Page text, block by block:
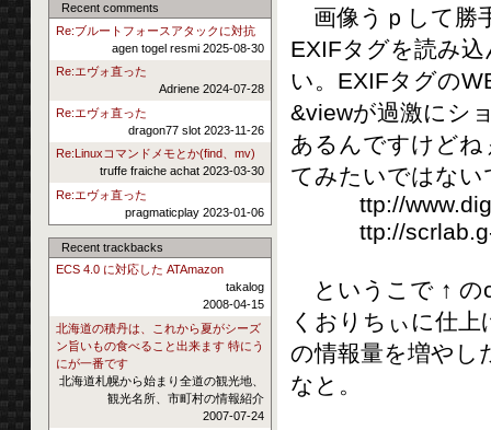
Recent comments
Re:ブルートフォースアタックに対抗
agen togel resmi 2025-08-30
Re:エヴォ直った
Adriene 2024-07-28
Re:エヴォ直った
dragon77 slot 2023-11-26
Re:Linuxコマンドメモとか(find、mv)
truffe fraiche achat 2023-03-30
Re:エヴォ直った
pragmaticplay 2023-01-06
Recent trackbacks
ECS 4.0 に対応した ATAmazon
takalog
2008-04-15
北海道の積丹は、これから夏がシーズ
ン旨いもの食べること出来ます 特にう
にが一番です
北海道札幌から始まり全道の観光地、
観光名所、市町村の情報紹介
2007-07-24
画像うｐして勝
EXIFタグを読み
い。EXIFタグの
&viewが過激にシ
あるんですけど
てみたいではない
ttp://
ttp://scrlab.g-
というこで ↑ の
くおりちぃに仕
の情報量を増やし
なと。